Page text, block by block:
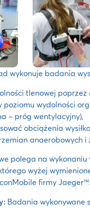
wykonuje badania
tlenowej
poziomu wydolności
– próg wentylacyjny),
obciążenia
anaerobowych
polega na
wyżej
firmy
Badania wykonywane